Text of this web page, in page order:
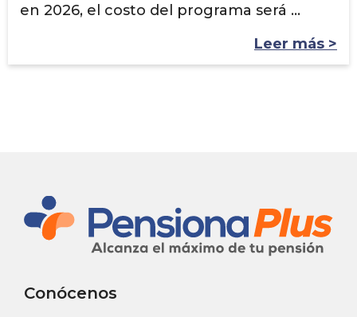
en 2026, el costo del programa será ...
Leer más >
Conócenos